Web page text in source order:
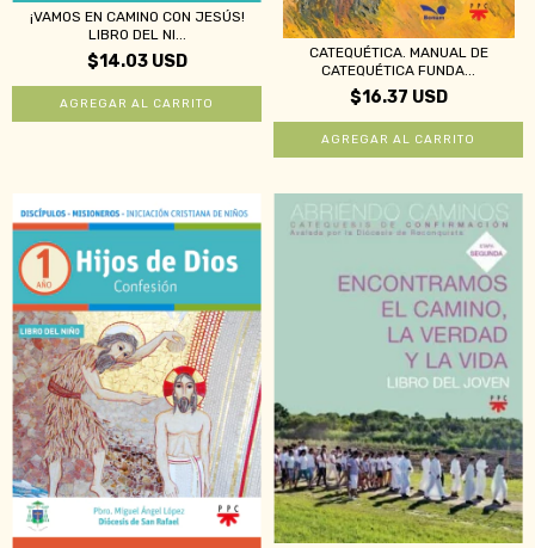
¡VAMOS EN CAMINO CON JESÚS!
LIBRO DEL NI...
$14.03 USD
CATEQUÉTICA. MANUAL DE
CATEQUÉTICA FUNDA...
$16.37 USD